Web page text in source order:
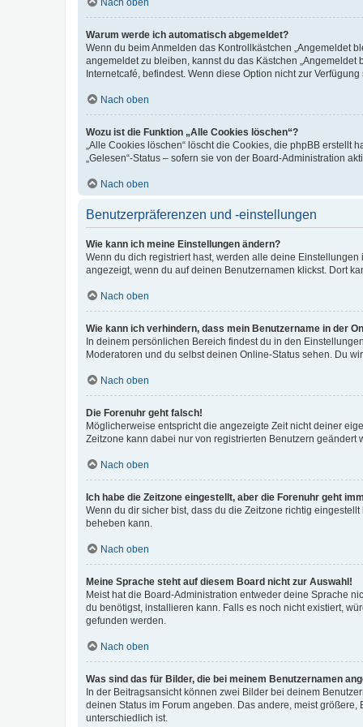
Nach oben
Warum werde ich automatisch abgemeldet?
Wenn du beim Anmelden das Kontrollkästchen „Angemeldet
angemeldet zu bleiben, kannst du das Kästchen
Internetcafé, befindest. Wenn diese Option nicht zur
Nach oben
Wozu ist die Funktion „Alle Cookies löschen“?
„Alle Cookies löschen“ löscht die Cookies, die phpBB erstellt
„Gelesen“-Status – sofern sie von der Board-Administration
Nach oben
Benutzerpräferenzen und -einstellungen
Wie kann ich meine Einstellungen ändern?
Wenn du dich registriert hast, werden alle deine
angezeigt, wenn du auf deinen Benutzernamen klickst. Dort
Nach oben
Wie kann ich verhindern, dass mein Benutzername in der
In deinem persönlichen Bereich findest du in den
Moderatoren und du selbst deinen Online-Status sehen. Du
Nach oben
Die Forenuhr geht falsch!
Möglicherweise entspricht die angezeigte Zeit nicht deiner
Zeitzone kann dabei nur von registrierten Benutzern geändert
Nach oben
Ich habe die Zeitzone eingestellt, aber die Forenuhr geht
Wenn du dir sicher bist, dass du die Zeitzone richtig
beheben kann.
Nach oben
Meine Sprache steht auf diesem Board nicht zur Auswahl!
Meist hat die Board-Administration entweder deine Sprache
du benötigst, installieren kann. Falls es noch nicht existiert,
gefunden werden.
Nach oben
Was sind das für Bilder, die bei meinem Benutzernamen
In der Beitragsansicht können zwei Bilder bei deinem
deinen Status im Forum angeben. Das andere, meist
unterschiedlich ist.